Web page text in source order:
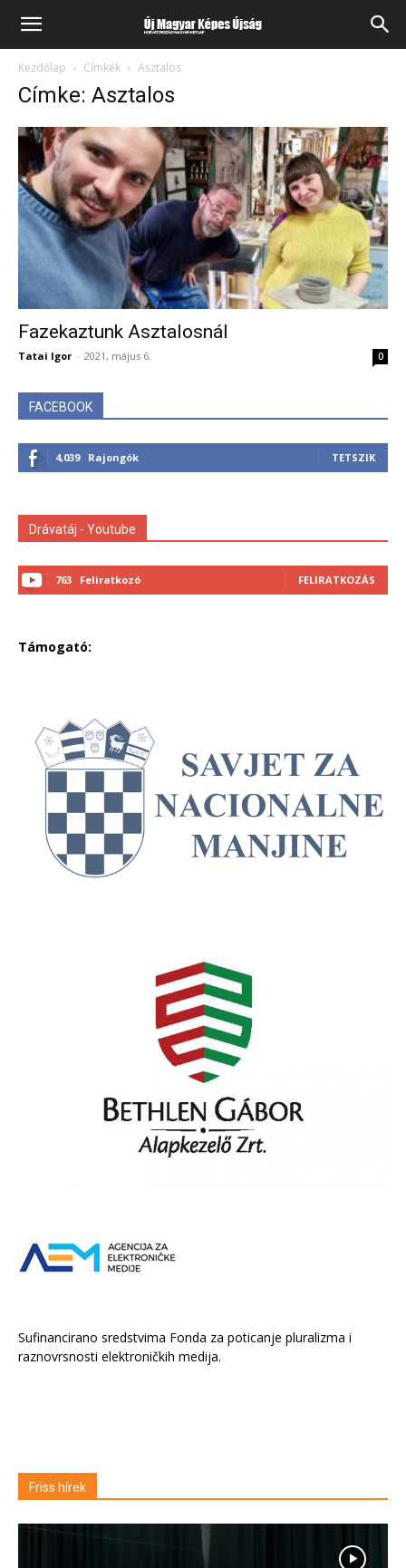
Kezdőlap Címkék Asztalos
Címke: Asztalos
Fazekaztunk Asztalosnál
Tatai Igor - 2021, május 6. 0
FACEBOOK
4,039 Rajongók TETSZIK
Drávatáj - Youtube
763 Feliratkozó FELIRATKOZÁS
Támogató:
Sufinancirano sredstvima Fonda za poticanje pluralizma i
raznovrsnosti elektroničkih medija.
Friss hírek